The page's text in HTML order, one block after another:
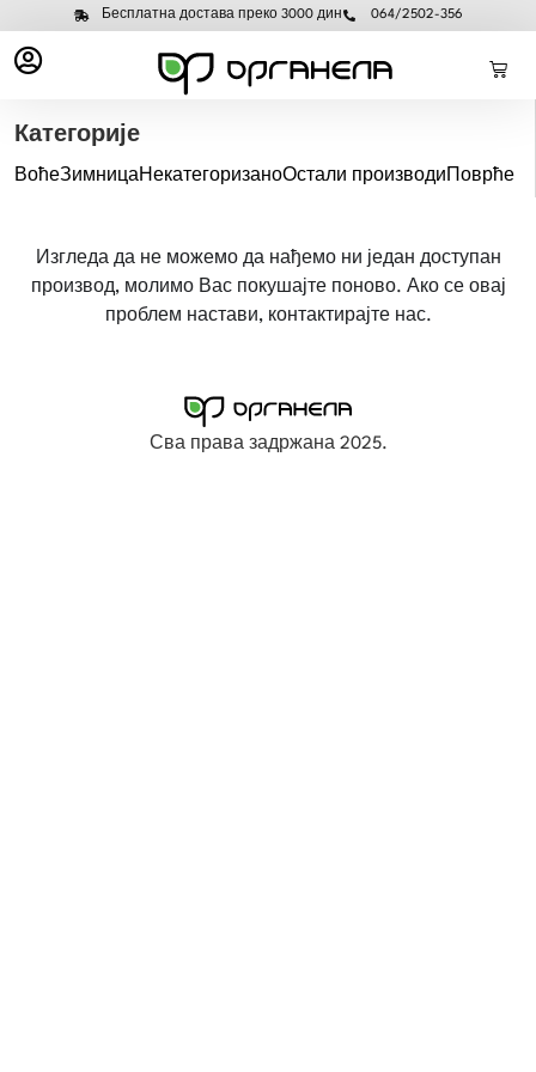
Бесплатна достава преко 3000 дин 064/2502-356
Категорије
ВоћеЗимницаНекатегоризаноОстали производиПоврће
Изгледа да не можемо да нађемо ни један доступан
производ, молимо Вас покушајте поново. Ако се овај
проблем настави, контактирајте нас.
Сва права задржана 2025.